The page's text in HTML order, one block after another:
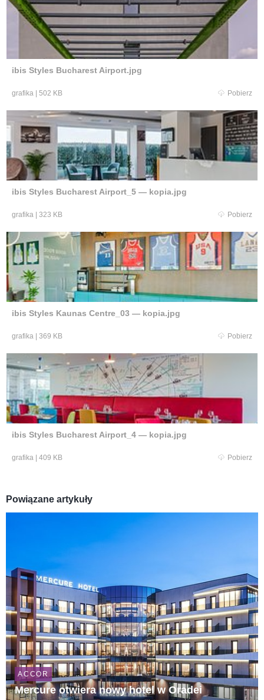
ibis Styles Bucharest Airport.jpg
grafika 502 KB Pobierz
ibis Styles Bucharest Airport_5 — kopia.jpg
grafika 323 KB Pobierz
ibis Styles Kaunas Centre_03 — kopia.jpg
grafika 369 KB Pobierz
ibis Styles Bucharest Airport_4 — kopia.jpg
grafika 409 KB Pobierz
Powiązane artykuły
ACCOR
Mercure otwiera nowy hotel w Oradei